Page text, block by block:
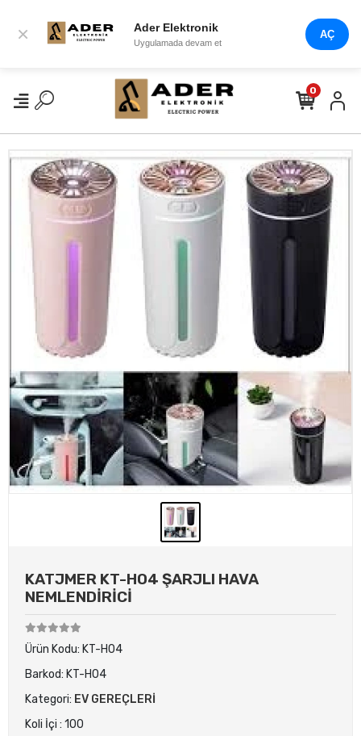
× Ader Elektronik
Uygulamada devam et
AÇ
0
KATJMER KT-H04 ŞARJLI HAVA
NEMLENDİRİCİ
Ürün Kodu: KT-H04
Barkod: KT-H04
Kategori: EV GEREÇLERİ
Koli İçi : 100